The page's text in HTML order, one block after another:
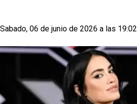
Sabado, 06 de junio de 2026 a las 19:02